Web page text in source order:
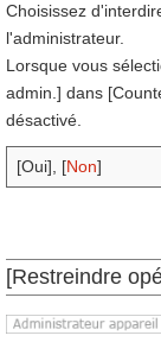
Choisissez
l'administrateur.
Lorsque vous
admin.] dans
désactivé.
[Oui], [Non]
[Restreindre